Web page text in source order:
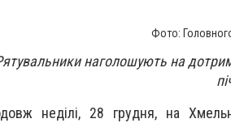
Фото:
наголошують на
неділі, 28 грудня, на